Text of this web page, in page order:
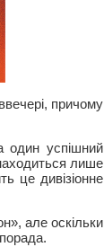
причому
один успішний
лише
це дивізіонне
але оскільки